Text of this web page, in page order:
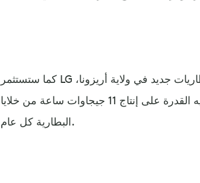
كما ستستثمر LG لحلول الطاقة أيضاً 1.4 مليار دولار لبناء مصنع بطاريات جديد في ولاية أريزونا،
سيبدأ هذا الموقع الإنتاج في عام 2024، ولديه القدرة على إنتاج 11 جيجاوات ساعة من خلايا
البطارية كل عام.